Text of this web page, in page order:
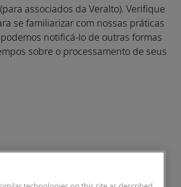
associados da Veralto). Verifique
se familiarizar com nossas práticas
notificá-lo de outras formas
sobre o processamento de seus